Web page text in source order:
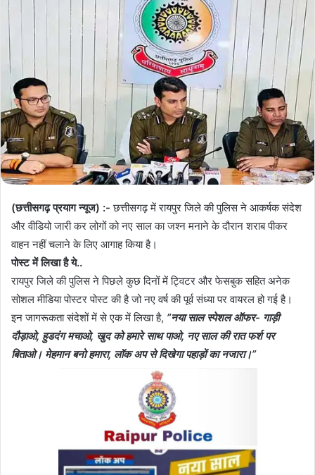
(छत्तीसगढ़ प्रयाग न्यूज) :- छत्तीसगढ़ में रायपुर जिले की पुलिस ने आकर्षक संदेश
और वीडियो जारी कर लोगों को नए साल का जश्न मनाने के दौरान शराब पीकर
वाहन नहीं चलाने के लिए आगाह किया है।
पोस्ट में लिखा है ये..
रायपुर जिले की पुलिस ने पिछले कुछ दिनों में ट्विटर और फेसबुक सहित अनेक
सोशल मीडिया पोस्टर पोस्ट की है जो नए वर्ष की पूर्व संध्या पर वायरल हो गई है।
इन जागरूकता संदेशों में से एक में लिखा है, ”नया साल स्पेशल ऑफर- गाड़ी
दौड़ाओ, हुडदंग मचाओ, खुद को हमारे साथ पाओ, नए साल की रात फर्श पर
बिताओ। मेहमान बनो हमारा, लॉक अप से दिखेगा पहाड़ों का नजारा।”